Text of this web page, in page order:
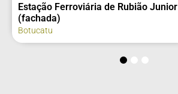
Estação Ferroviária de Rubião Junior
(fachada)
Botucatu